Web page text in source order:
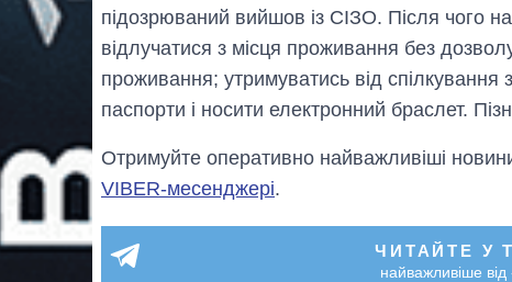
підозрюваний вийшов із СІЗО. Після чого
відлучатися з місця проживання без
проживання; утримуватись від спілкування
паспорти і носити електронний браслет.
Отримуйте оперативно найважливіші
VIBER-месенджері.
ЧИТАЙТЕ У
найважливіше від